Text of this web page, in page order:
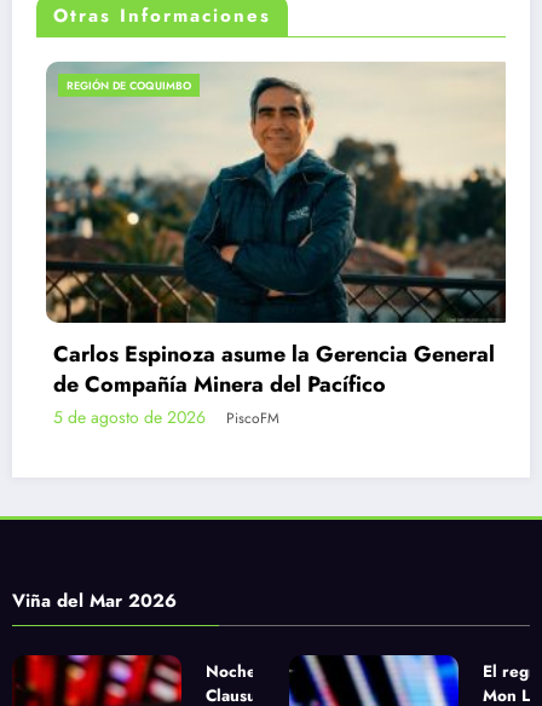
Otras Informaciones
General
REGIÓN DE COQUIMBO
Fundación Chile Violines y
a concierto solidario en
estudiantes damnificados
4 de agosto de 2026
Viña del Mar 2026
Noche de
Clausura
El
Mon